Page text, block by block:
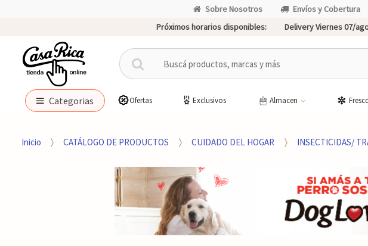
Sobre Nosotros Envíos y Cobertura
Próximos horarios disponibles:
Delivery Viernes 07/
B
u
c
p
r
:
Categorias Ofertas Exclusivos Almacen
Inicio CATÁLOGO DE PRODUCTOS CUIDADO DEL HOGAR INSECTICIDAS/